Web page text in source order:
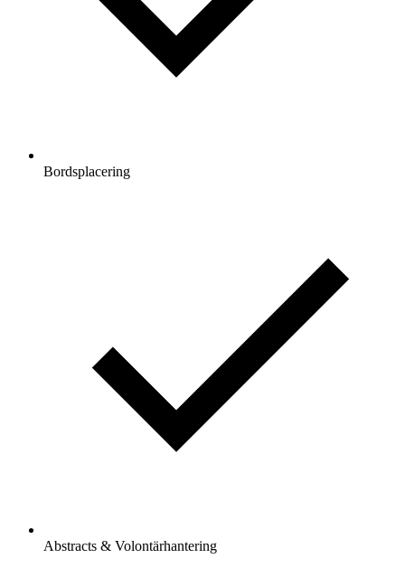
Bordsplacering
Abstracts & Volontärhantering